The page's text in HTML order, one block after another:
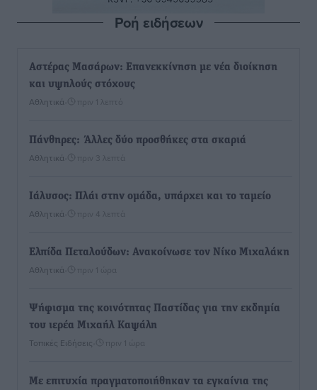
Ροή ειδήσεων
Αστέρας Μασάρων: Επανεκκίνηση με νέα διοίκηση
και υψηλούς στόχους
Αθλητικά πριν 1 λεπτό
Πάνθηρες: Άλλες δύο προσθήκες στα σκαριά
Αθλητικά πριν 3 λεπτά
Ιάλυσος: Πλάι στην ομάδα, υπάρχει και το ταμείο
Αθλητικά πριν 4 λεπτά
Ελπίδα Πεταλούδων: Ανακοίνωσε τον Νίκο Μιχαλάκη
Αθλητικά πριν 1 ώρα
Ψήφισμα της κοινότητας Παστίδας για την εκδημία
του ιερέα Μιχαήλ Καψάλη
Τοπικές Ειδήσεις πριν 1 ώρα
Με επιτυχία πραγματοποιήθηκαν τα εγκαίνια της